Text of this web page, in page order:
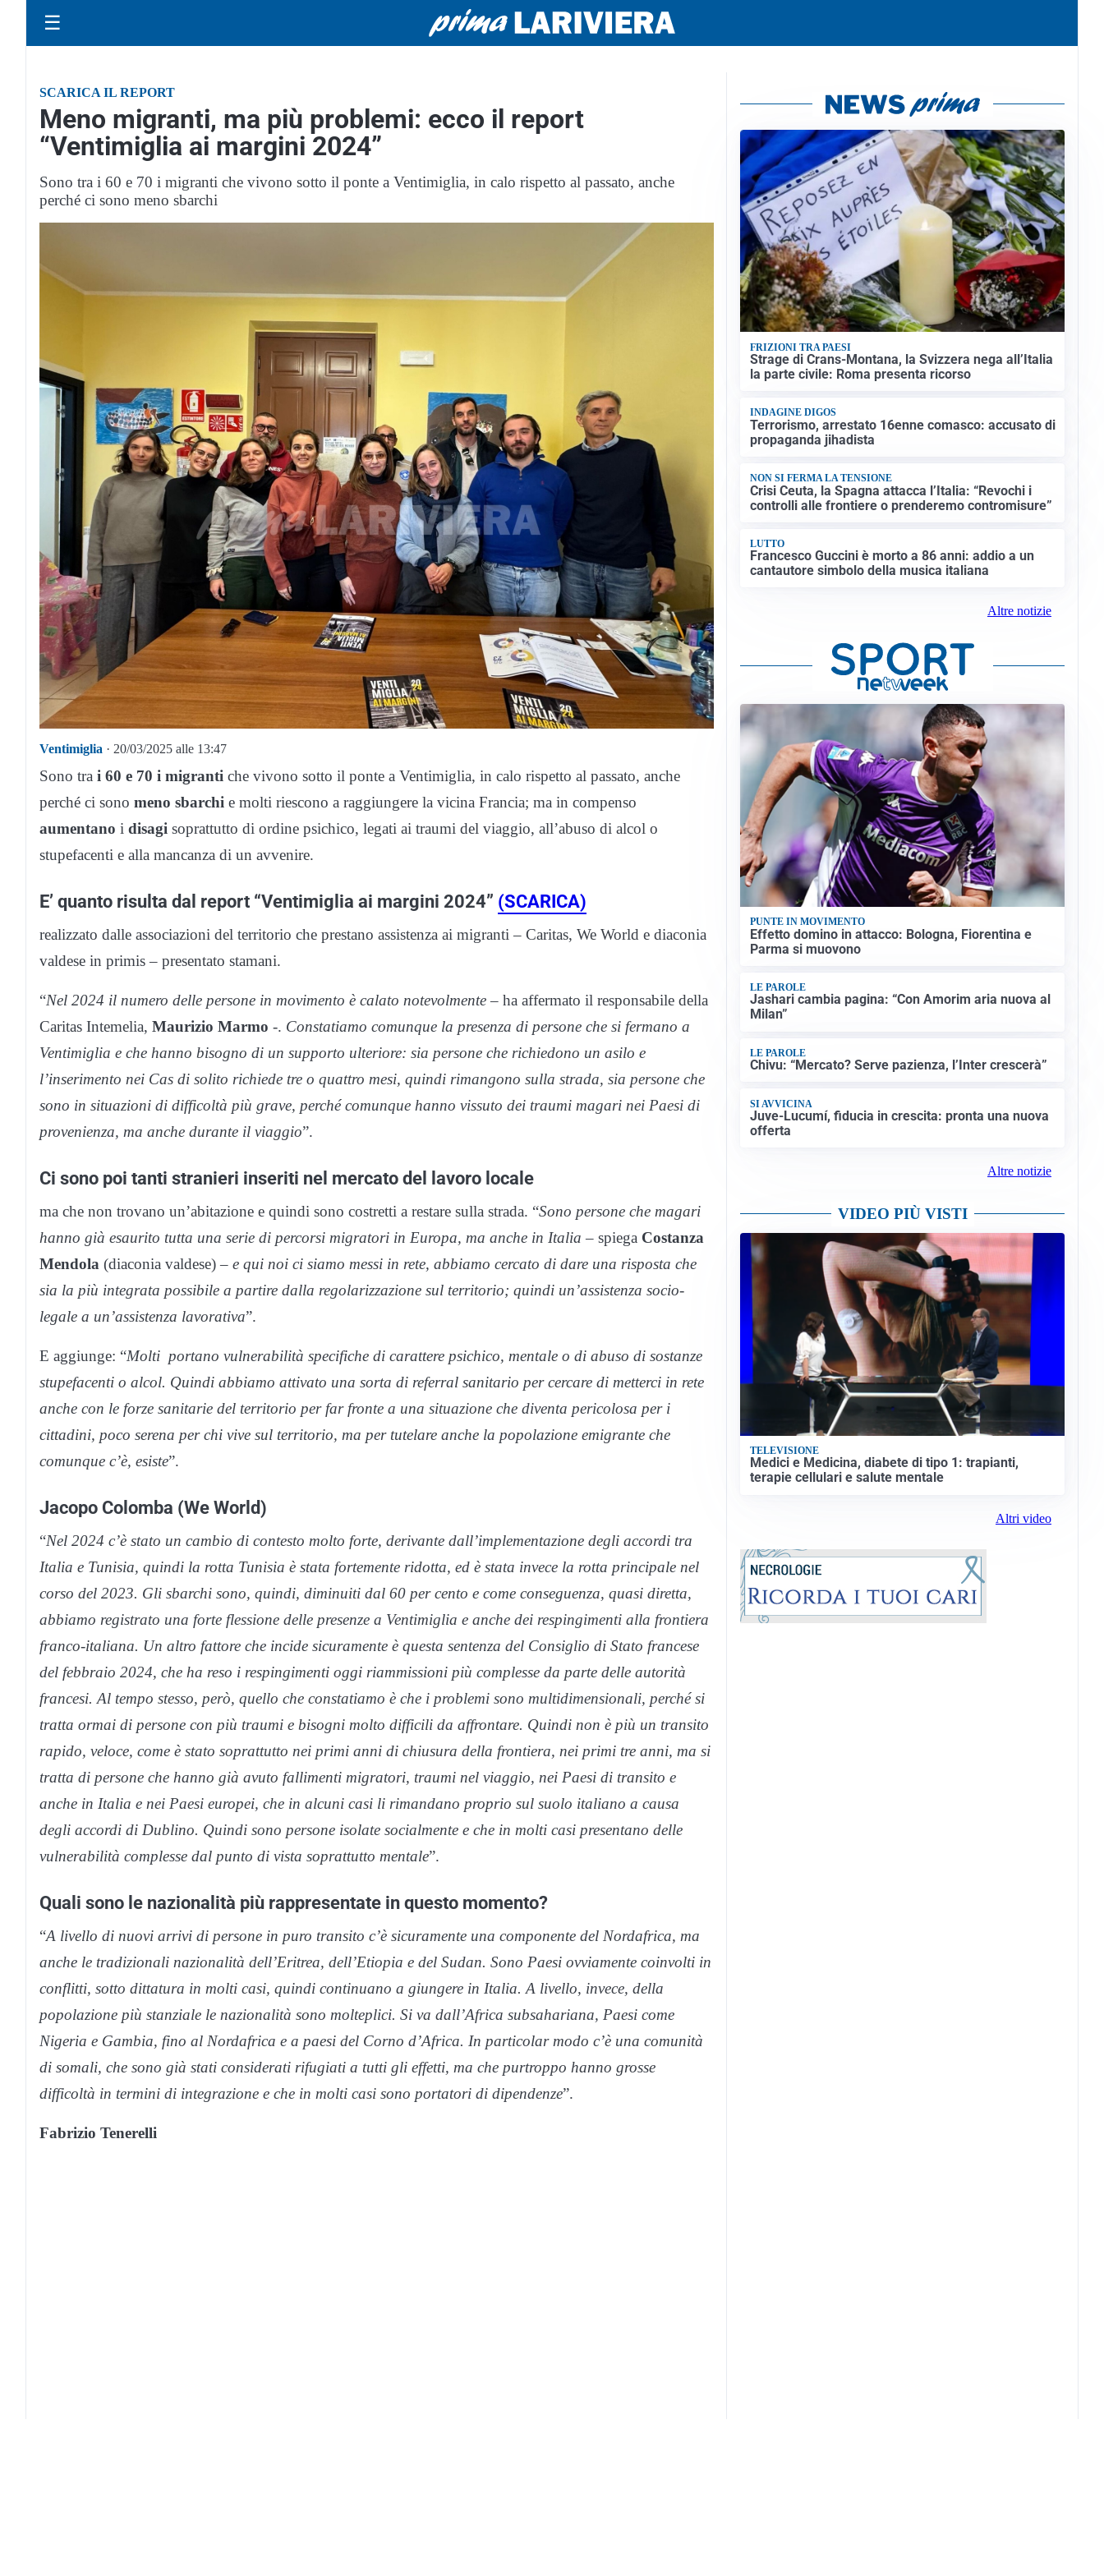
☰
SCARICA IL REPORT
Meno migranti, ma più problemi: ecco il report
“Ventimiglia ai margini 2024”
Sono tra i 60 e 70 i migranti che vivono sotto il ponte a Ventimiglia, in calo rispetto al passato, anche
perché ci sono meno sbarchi
Ventimiglia · 20/03/2025 alle 13:47
Sono tra i 60 e 70 i migranti che vivono sotto il ponte a Ventimiglia, in calo rispetto al passato, anche
perché ci sono meno sbarchi e molti riescono a raggiungere la vicina Francia; ma in compenso
aumentano i disagi soprattutto di ordine psichico, legati ai traumi del viaggio, all’abuso di alcol o
stupefacenti e alla mancanza di un avvenire.
E’ quanto risulta dal report “Ventimiglia ai margini 2024” (SCARICA)
realizzato dalle associazioni del territorio che prestano assistenza ai migranti – Caritas, We World e diaconia
valdese in primis – presentato stamani.
“Nel 2024 il numero delle persone in movimento è calato notevolmente – ha affermato il responsabile della
Caritas Intemelia, Maurizio Marmo -. Constatiamo comunque la presenza di persone che si fermano a
Ventimiglia e che hanno bisogno di un supporto ulteriore: sia persone che richiedono un asilo e
l’inserimento nei Cas di solito richiede tre o quattro mesi, quindi rimangono sulla strada, sia persone che
sono in situazioni di difficoltà più grave, perché comunque hanno vissuto dei traumi magari nei Paesi di
provenienza, ma anche durante il viaggio”.
Ci sono poi tanti stranieri inseriti nel mercato del lavoro locale
ma che non trovano un’abitazione e quindi sono costretti a restare sulla strada. “Sono persone che magari
hanno già esaurito tutta una serie di percorsi migratori in Europa, ma anche in Italia – spiega Costanza
Mendola (diaconia valdese) – e qui noi ci siamo messi in rete, abbiamo cercato di dare una risposta che
sia la più integrata possibile a partire dalla regolarizzazione sul territorio; quindi un’assistenza socio-
legale a un’assistenza lavorativa”.
E aggiunge: “Molti portano vulnerabilità specifiche di carattere psichico, mentale o di abuso di sostanze
stupefacenti o alcol. Quindi abbiamo attivato una sorta di referral sanitario per cercare di metterci in rete
anche con le forze sanitarie del territorio per far fronte a una situazione che diventa pericolosa per i
cittadini, poco serena per chi vive sul territorio, ma per tutelare anche la popolazione emigrante che
comunque c’è, esiste”.
Jacopo Colomba (We World)
“Nel 2024 c’è stato un cambio di contesto molto forte, derivante dall’implementazione degli accordi tra
Italia e Tunisia, quindi la rotta Tunisia è stata fortemente ridotta, ed è stata invece la rotta principale nel
corso del 2023. Gli sbarchi sono, quindi, diminuiti dal 60 per cento e come conseguenza, quasi diretta,
abbiamo registrato una forte flessione delle presenze a Ventimiglia e anche dei respingimenti alla frontiera
franco-italiana. Un altro fattore che incide sicuramente è questa sentenza del Consiglio di Stato francese
del febbraio 2024, che ha reso i respingimenti oggi riammissioni più complesse da parte delle autorità
francesi. Al tempo stesso, però, quello che constatiamo è che i problemi sono multidimensionali, perché si
tratta ormai di persone con più traumi e bisogni molto difficili da affrontare. Quindi non è più un transito
rapido, veloce, come è stato soprattutto nei primi anni di chiusura della frontiera, nei primi tre anni, ma si
tratta di persone che hanno già avuto fallimenti migratori, traumi nel viaggio, nei Paesi di transito e
anche in Italia e nei Paesi europei, che in alcuni casi li rimandano proprio sul suolo italiano a causa
degli accordi di Dublino. Quindi sono persone isolate socialmente e che in molti casi presentano delle
vulnerabilità complesse dal punto di vista soprattutto mentale”.
Quali sono le nazionalità più rappresentate in questo momento?
“A livello di nuovi arrivi di persone in puro transito c’è sicuramente una componente del Nordafrica, ma
anche le tradizionali nazionalità dell’Eritrea, dell’Etiopia e del Sudan. Sono Paesi ovviamente coinvolti in
conflitti, sotto dittatura in molti casi, quindi continuano a giungere in Italia. A livello, invece, della
popolazione più stanziale le nazionalità sono molteplici. Si va dall’Africa subsahariana, Paesi come
Nigeria e Gambia, fino al Nordafrica e a paesi del Corno d’Africa. In particolar modo c’è una comunità
di somali, che sono già stati considerati rifugiati a tutti gli effetti, ma che purtroppo hanno grosse
difficoltà in termini di integrazione e che in molti casi sono portatori di dipendenze”.
Fabrizio Tenerelli
FRIZIONI TRA PAESI
Strage di Crans-Montana, la Svizzera nega all’Italia
la parte civile: Roma presenta ricorso
INDAGINE DIGOS
Terrorismo, arrestato 16enne comasco: accusato di
propaganda jihadista
NON SI FERMA LA TENSIONE
Crisi Ceuta, la Spagna attacca l’Italia: “Revochi i
controlli alle frontiere o prenderemo contromisure”
LUTTO
Francesco Guccini è morto a 86 anni: addio a un
cantautore simbolo della musica italiana
Altre notizie
PUNTE IN MOVIMENTO
Effetto domino in attacco: Bologna, Fiorentina e
Parma si muovono
LE PAROLE
Jashari cambia pagina: “Con Amorim aria nuova al
Milan”
LE PAROLE
Chivu: “Mercato? Serve pazienza, l’Inter crescerà”
SI AVVICINA
Juve-Lucumí, fiducia in crescita: pronta una nuova
offerta
Altre notizie
VIDEO PIÙ VISTI
TELEVISIONE
Medici e Medicina, diabete di tipo 1: trapianti,
terapie cellulari e salute mentale
Altri video